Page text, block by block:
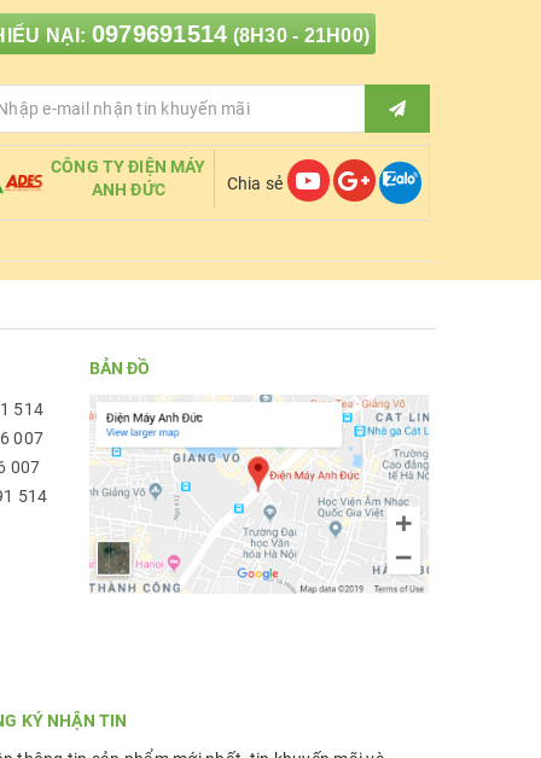
NẠI: 0979691514 (8H30 - 21H00)
CÔNG TY ĐIỆN MÁY
ANH ĐỨC
Chia sẻ
514
007
007
514
BẢN ĐỒ
KÝ NHẬN TIN